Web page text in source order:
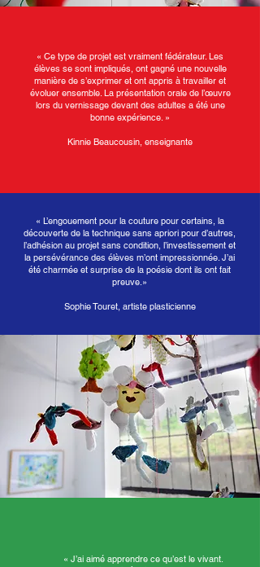
« Ce type de projet est vraiment fédérateur. Les
élèves se sont impliqués, ont gagné une nouvelle
manière de s’exprimer et ont appris à travailler et
évoluer ensemble. La présentation orale de l’œuvre
lors du vernissage devant des adultes a été une
bonne expérience. »
Kinnie Beaucousin, enseignante
« L’engouement pour la couture pour certains, la
découverte de la technique sans apriori pour d’autres,
l’adhésion au projet sans condition, l’investissement et
la persévérance des élèves m’ont impressionnée. J’ai
été charmée et surprise de la poésie dont ils ont fait
preuve.»
Sophie Touret, artiste plasticienne
« J’ai aimé apprendre ce qu’est le vivant.